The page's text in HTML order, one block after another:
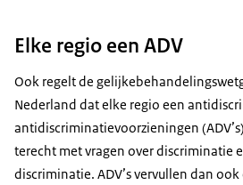
Elke regio een ADV
Ook regelt de
Nederland dat elke regio een
antidiscriminatievoorzieningen
terecht met vragen over discriminatie
discriminatie. ADV’s vervullen dan ook